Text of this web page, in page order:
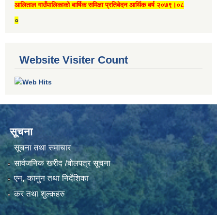
आलिताल गाउँपालिकाको बार्षिक समिक्षा प्रतिबेदन आर्थिक बर्ष २०७९।०८
०
Website Visiter Count
सूचना
सूचना तथा समाचार
सार्वजनिक खरीद /बोलपत्र सूचना
एन, कानुन तथा निर्देशिका
कर तथा शुल्कहरु